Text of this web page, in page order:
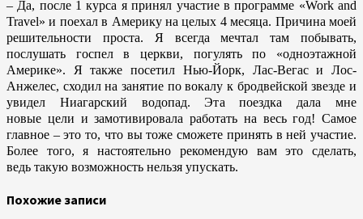
– Да, после 1 курса я принял участие в программе «Work and
Travel» и поехал в Америку на целых 4 месяца. Причина моей
решительности проста. Я всегда мечтал там побывать,
послушать госпел в церкви, погулять по «одноэтажной
Америке». Я также посетил Нью-Йорк, Лас-Вегас и Лос-
Анжелес, сходил на занятие по вокалу к бродвейской звезде и
увидел Ниагарский водопад. Эта поездка дала мне
новые цели и замотивировала работать на весь год! Самое
главное – это то, что вы тоже сможете принять в ней участие.
Более того, я настоятельно рекомендую вам это сделать,
ведь такую возможность нельзя упускать.
Похожие записи